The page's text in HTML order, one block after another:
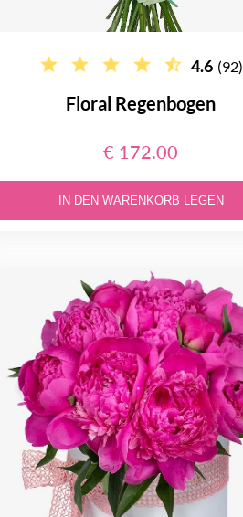
4.6 (92)
Floral Regenbogen
€ 172.00
IN DEN WARENKORB LEGEN